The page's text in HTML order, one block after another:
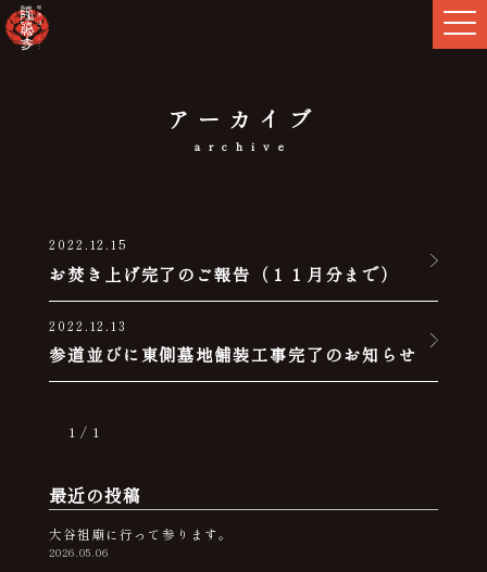
アーカイブ
archive
2022.12.15
お焚き上げ完了のご報告（１１月分まで）
2022.12.13
参道並びに東側墓地舗装工事完了のお知らせ
1 / 1
最近の投稿
大谷祖廟に行って参ります。
2026.05.06